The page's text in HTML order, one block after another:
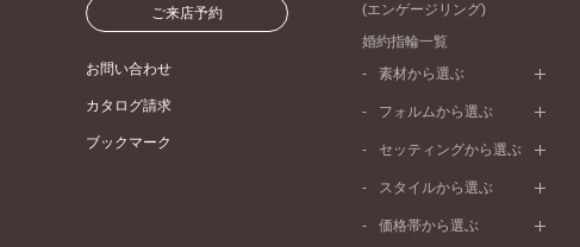
ご来店予約
お問い合わせ
カタログ請求
ブックマーク
(エンゲージリング)
婚約指輪一覧
素材から選ぶ
プラチナ
ピンクゴールド
ペールブラウンゴールド
フォルムから選ぶ
ストレートライン
V字ライン
セッティングから選ぶ
ソリテール
ダブルサイドメレ
スタイルから選ぶ
シンプル
価格帯から選ぶ